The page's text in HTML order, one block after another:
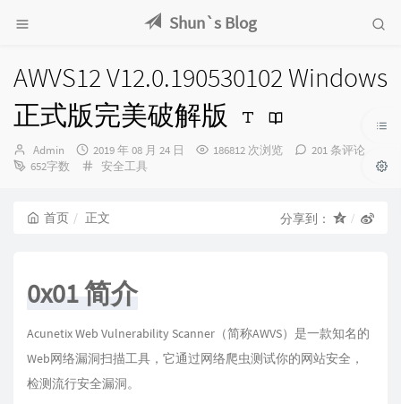
Shun`s Blog
AWVS12 V12.0.190530102 Windows
正式版完美破解版
博
主：
Admin
发
布
2019 年 08 月 24 日 186812 次浏览
201 条评论
652字数
分
安全工具
首页 正文 分享到：
0x01 简介
Acunetix Web Vulnerability Scanner（简称AWVS）是一款知名的
Web网络漏洞扫描工具，它通过网络爬虫测试你的网站安全，
检测流行安全漏洞。